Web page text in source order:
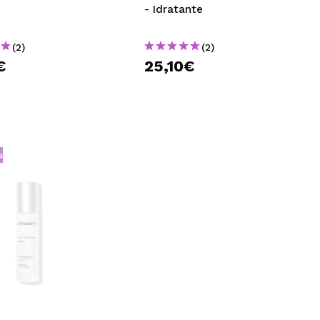
(2)
- Idratante
(2)
25,10€